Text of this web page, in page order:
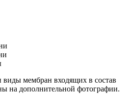
мембран входящих в состав
на дополнительной фотографии.